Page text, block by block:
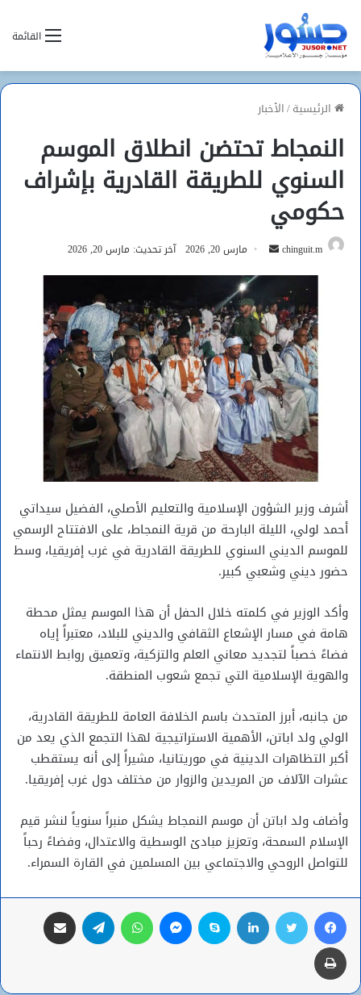
القائمة
الرئيسية/الأخبار
النمجاط تحتضن انطلاق الموسم
السنوي للطريقة القادرية بإشراف
حكومي
chinguit.m
أرسل
إلكترونيا
مارس 20, 2026 آخر تحديث: مارس 20, 2026
أشرف وزير الشؤون الإسلامية والتعليم الأصلي، الفضيل سيداتي
أحمد لولي، الليلة البارحة من قرية النمجاط، على الافتتاح الرسمي
للموسم الديني السنوي للطريقة القادرية في غرب إفريقيا، وسط
حضور ديني وشعبي كبير.
وأكد الوزير في كلمته خلال الحفل أن هذا الموسم يمثل محطة
هامة في مسار الإشعاع الثقافي والديني للبلاد، معتبراً إياه
فضاءً خصباً لتجديد معاني العلم والتزكية، وتعميق روابط الانتماء
والهوية الإسلامية التي تجمع شعوب المنطقة.
من جانبه، أبرز المتحدث باسم الخلافة العامة للطريقة القادرية،
الولي ولد اباتن، الأهمية الاستراتيجية لهذا التجمع الذي يعد من
أكبر التظاهرات الدينية في موريتانيا، مشيراً إلى أنه يستقطب
عشرات الآلاف من المريدين والزوار من مختلف دول غرب إفريقيا.
وأضاف ولد اباتن أن موسم النمجاط يشكل منبراً سنوياً لنشر قيم
الإسلام السمحة، وتعزيز مبادئ الوسطية والاعتدال، وفضاءً رحباً
للتواصل الروحي والاجتماعي بين المسلمين في القارة السمراء.
فيسبوك تويتر لينكدإن سكايب ماسنجر واتساب تيلقرام
طباعة